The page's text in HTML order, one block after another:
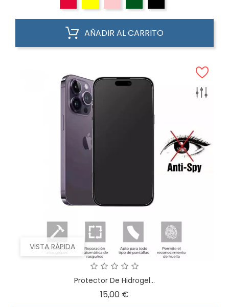
AÑADIR AL CARRITO
VISTA RÁPIDA
Protector De Hidrogel...
15,00 €